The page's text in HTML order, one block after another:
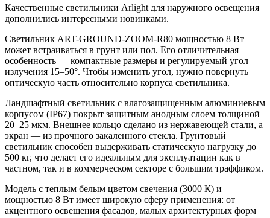
Качественные светильники Arlight для наружного освещения
дополнились интересными новинками.
Светильник ART-GROUND-ZOOM-R80 мощностью 8 Вт
может встраиваться в грунт или пол. Его отличительная
особенность — компактные размеры и регулируемый угол
излучения 15–50°. Чтобы изменить угол, нужно повернуть
оптическую часть относительно корпуса светильника.
Ландшафтный светильник с влагозащищенным алюминиевым
корпусом (IP67) покрыт защитным анодным слоем толщиной
20–25 мкм. Внешнее кольцо сделано из нержавеющей стали, а
экран — из прочного закаленного стекла. Грунтовый
светильник способен выдерживать статическую нагрузку до
500 кг, что делает его идеальным для эксплуатации как в
частном, так и в коммерческом секторе с большим траффиком.
Модель с теплым белым цветом свечения (3000 К) и
мощностью 8 Вт имеет широкую сферу применения: от
акцентного освещения фасадов, малых архитектурных форм